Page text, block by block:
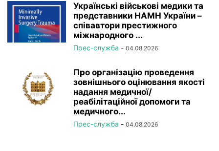
Українські військові медики та
представники НАМН України –
співавтори престижного
міжнародного ...
Прес-служба - 04.08.2026
Про організацію проведення
зовнішнього оцінювання якості
надання медичної/
реабілітаційної допомоги та
медичного...
Прес-служба - 04.08.2026